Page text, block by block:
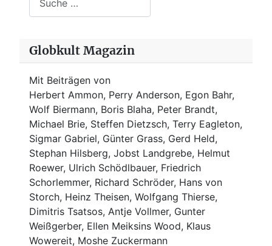
Globkult Magazin
Mit Beiträgen von
Herbert Ammon, Perry Anderson, Egon Bahr,
Wolf Biermann, Boris Blaha, Peter Brandt,
Michael Brie, Steffen Dietzsch, Terry Eagleton,
Sigmar Gabriel, Günter Grass, Gerd Held,
Stephan Hilsberg, Jobst Landgrebe, Helmut
Roewer, Ulrich Schödlbauer, Friedrich
Schorlemmer, Richard Schröder, Hans von
Storch, Heinz Theisen, Wolfgang Thierse,
Dimitris Tsatsos, Antje Vollmer, Gunter
Weißgerber, Ellen Meiksins Wood, Klaus
Wowereit, Moshe Zuckermann